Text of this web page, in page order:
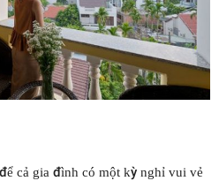
cả gia đình có một kỳ nghỉ vui vẻ